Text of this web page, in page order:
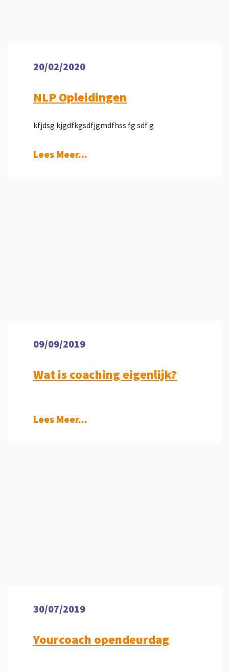
20/02/2020
NLP Opleidingen
kfjdsg kjgdfkgsdfjgmdfhss fg sdf g
Lees Meer...
09/09/2019
Wat is coaching eigenlijk?
Lees Meer...
30/07/2019
Yourcoach opendeurdag